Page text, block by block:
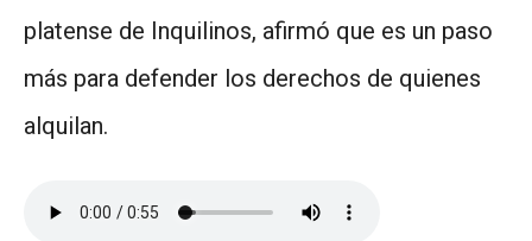
platense de Inquilinos, afirmó que es un paso
más para defender los derechos de quienes
alquilan.